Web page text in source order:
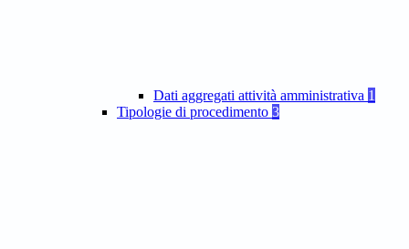
Dati aggregati attività amministrativa 1
Tipologie di procedimento 3